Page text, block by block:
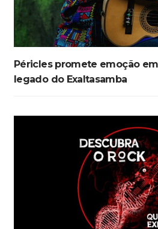
Péricles promete emoção
legado do Exaltasamba